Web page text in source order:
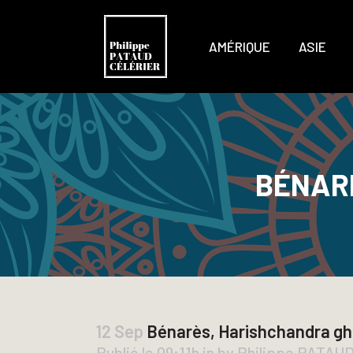
AMÉRIQUE ASIE
12 Sep Bénarès, Harishchandra